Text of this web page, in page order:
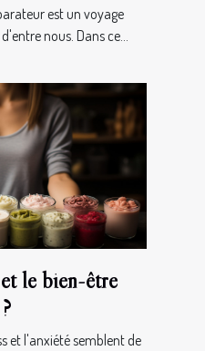
qualité du
est un voyage
nous. Dans ce...
le bien-être
et l'anxiété semblent de